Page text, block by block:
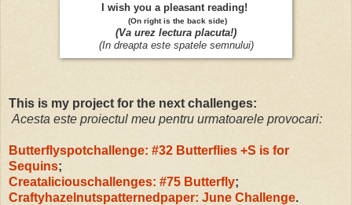
I wish you a pleasant reading!
(On right is the back side)
(Va urez lectura placuta!)
(In dreapta este spatele semnului)
This is my project for the next challenges:
Acesta este proiectul meu pentru urmatoarele provocari:
Butterflyspotchallenge: #32 Butterflies +S is for
Sequins;
Creataliciouschallenges: #75 Butterfly;
Craftyhazelnutspatternedpaper: June Challenge.